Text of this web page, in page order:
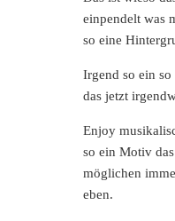
einpendelt was
so eine
Irgend so ein
das jetzt
Enjoy
so ein Motiv
möglichen
eben.